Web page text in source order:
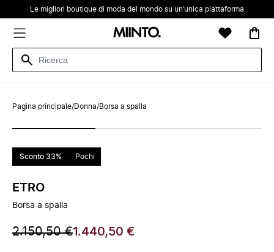
Le migliori boutique di moda del mondo su un’unica piattaforma
Pagina principale/Donna/Borsa a spalla
Sconto 33% Pochi
ETRO
Borsa a spalla
2.150,50 €1.440,50 €